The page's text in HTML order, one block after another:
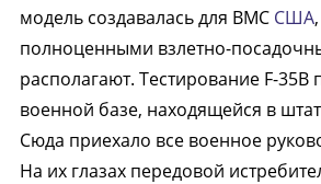
модель создавалась для ВМС США
полноценными взлетно-
располагают. Тестирование F-35B
военной базе, находящейся в
Сюда приехало все военное
На их глазах передовой